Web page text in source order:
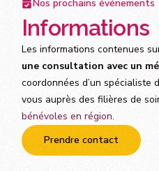
Nos prochains événements
Informations
Les informations contenues
une consultation avec un
coordonnées d’un spécialiste
vous auprès des filières de
bénévoles en région.
Prendre contact